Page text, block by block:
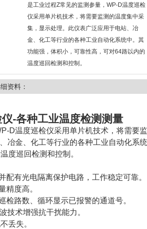
是工业过程Z常见的监测参量，WP-D温度巡检
仪采用单片机技术，将需要监测的温度集中采
集，显示处理。此仪表广泛应用于电站、冶
金、化工等行业的各种工业自动化系统中。其
功能强，体积小，可靠性高，可对64路以内的
温度巡回检测和控制。
资料：
-各种工业温度检测测量
D温度巡检仪采用单片机技术，将需要
冶金、化工等行业的各种工业自动化系
度巡回检测和控制。
有光电隔离保护电路，工作稳定可靠。
精度高。
路数、循环显示已报警的通道号。
技术增强抗干扰能力。
丢失。